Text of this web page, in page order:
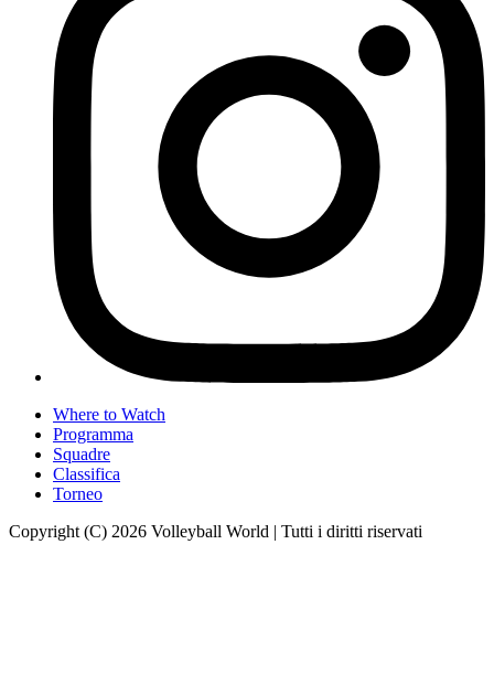
Where to Watch
Programma
Squadre
Classifica
Torneo
Copyright (C) 2026 Volleyball World | Tutti i diritti riservati